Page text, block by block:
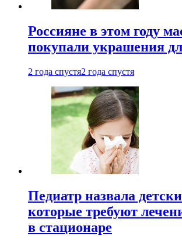
Россияне в этом году
покупали украшения
2 года спустя2 года спустя
Педиатр назвала
которые требуют
в стационаре